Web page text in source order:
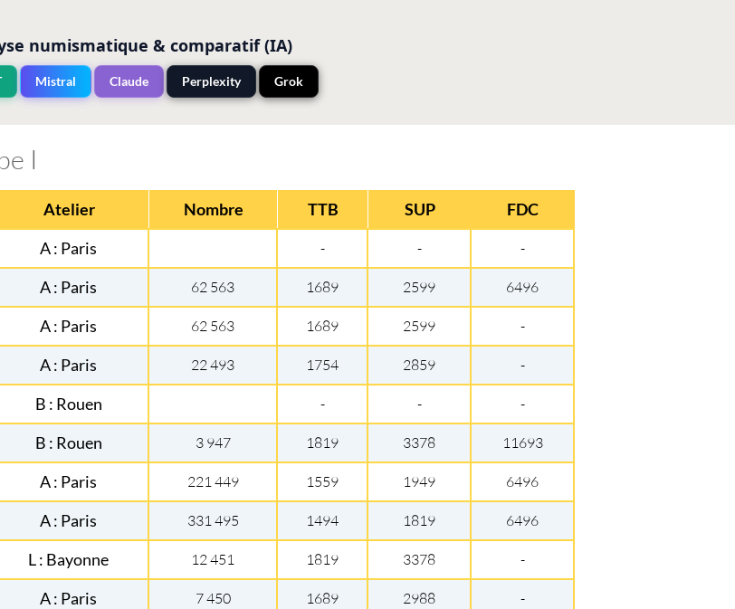
numismatique & comparatif (IA)
Mistral Claude Perplexity Grok
I
Atelier Nombre TTB SUP FDC
A : Paris - - -
A : Paris 62 563 1689 2599 6496
A : Paris 62 563 1689 2599 -
A : Paris 22 493 1754 2859 -
B : Rouen - - -
B : Rouen 3 947 1819 3378 11693
A : Paris 221 449 1559 1949 6496
A : Paris 331 495 1494 1819 6496
L : Bayonne 12 451 1819 3378 -
A : Paris 7 450 1689 2988 -